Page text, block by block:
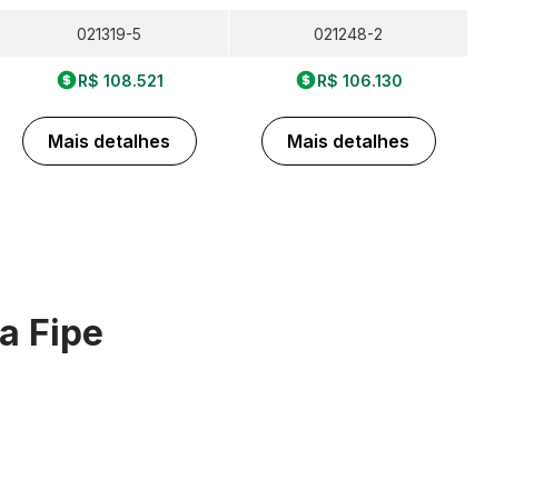
021319-5
R$ 108.521
Mais detalhes
021248-2
R$ 106.130
Mais detalhes
Fipe